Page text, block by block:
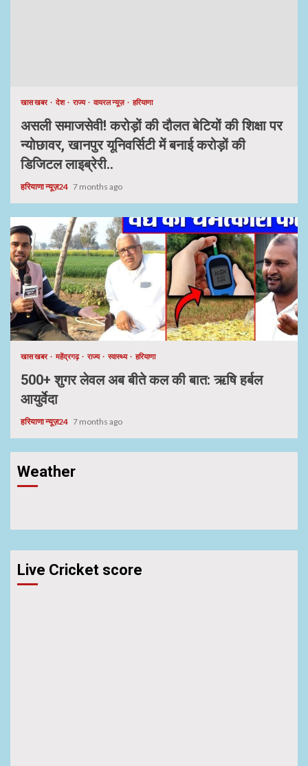
खास खबर देश राज्य वायरल न्यूज़ हरियाणा
असली समाजसेवी! करोड़ों की दौलत बेटियों की शिक्षा पर
न्योछावर, खानपुर यूनिवर्सिटी में बनाई करोड़ों की
डिजिटल लाइब्रेरी..
हरियाणा न्यूज़24 7 months ago
खास खबर महेंद्रगढ़ राज्य स्वास्थ्य हरियाणा
500+ शुगर लेवल अब बीते कल की बात: ऋषि हर्बल
आयुर्वेदा
हरियाणा न्यूज़24 7 months ago
Weather
Live Cricket score